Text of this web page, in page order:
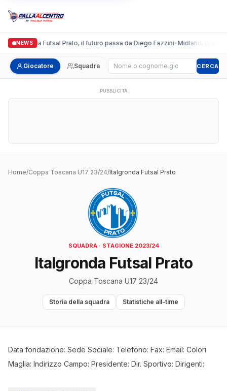
NEWS
Italgronda Futsal Prato, il futuro passa da Diego Fazzini•Midland, doppio
Giocatore Squadra Cerca giocatore CERCA
PUBBLICITÀ
Home/Coppa Toscana U17 23/24/Italgronda Futsal Prato
SQUADRA · STAGIONE 2023/24
Italgronda Futsal Prato
Coppa Toscana U17 23/24
Storia della squadra Statistiche all-time
Data fondazione: Sede Sociale: Telefono: Fax: Email: Colori
Maglia: Indirizzo Campo: Presidente: Dir. Sportivo: Dirigenti: